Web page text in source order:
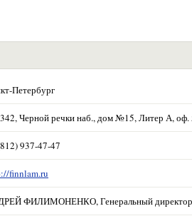
Петербург
Черной речки наб., дом №15, Литер А, оф.
937-47-47
finnlam.ru
ФИЛИМОНЕНКО, Генеральный директор